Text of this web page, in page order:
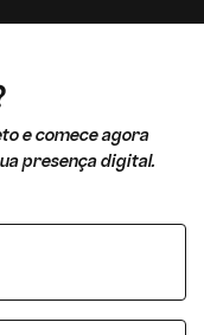
e comece agora
presença digital.